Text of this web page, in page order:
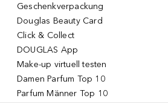
Geschenkverpackung
Douglas Beauty Card
Click & Collect
DOUGLAS App
Make-up virtuell testen
Damen Parfum Top 10
Parfum Männer Top 10